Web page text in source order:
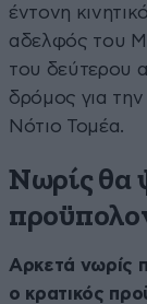
έντονη
αδελφός του
του δεύτερου
δρόμος για
Νότιο Τομέα.
Νωρίς θα
Αρκετά νωρίς
ο κρατικός